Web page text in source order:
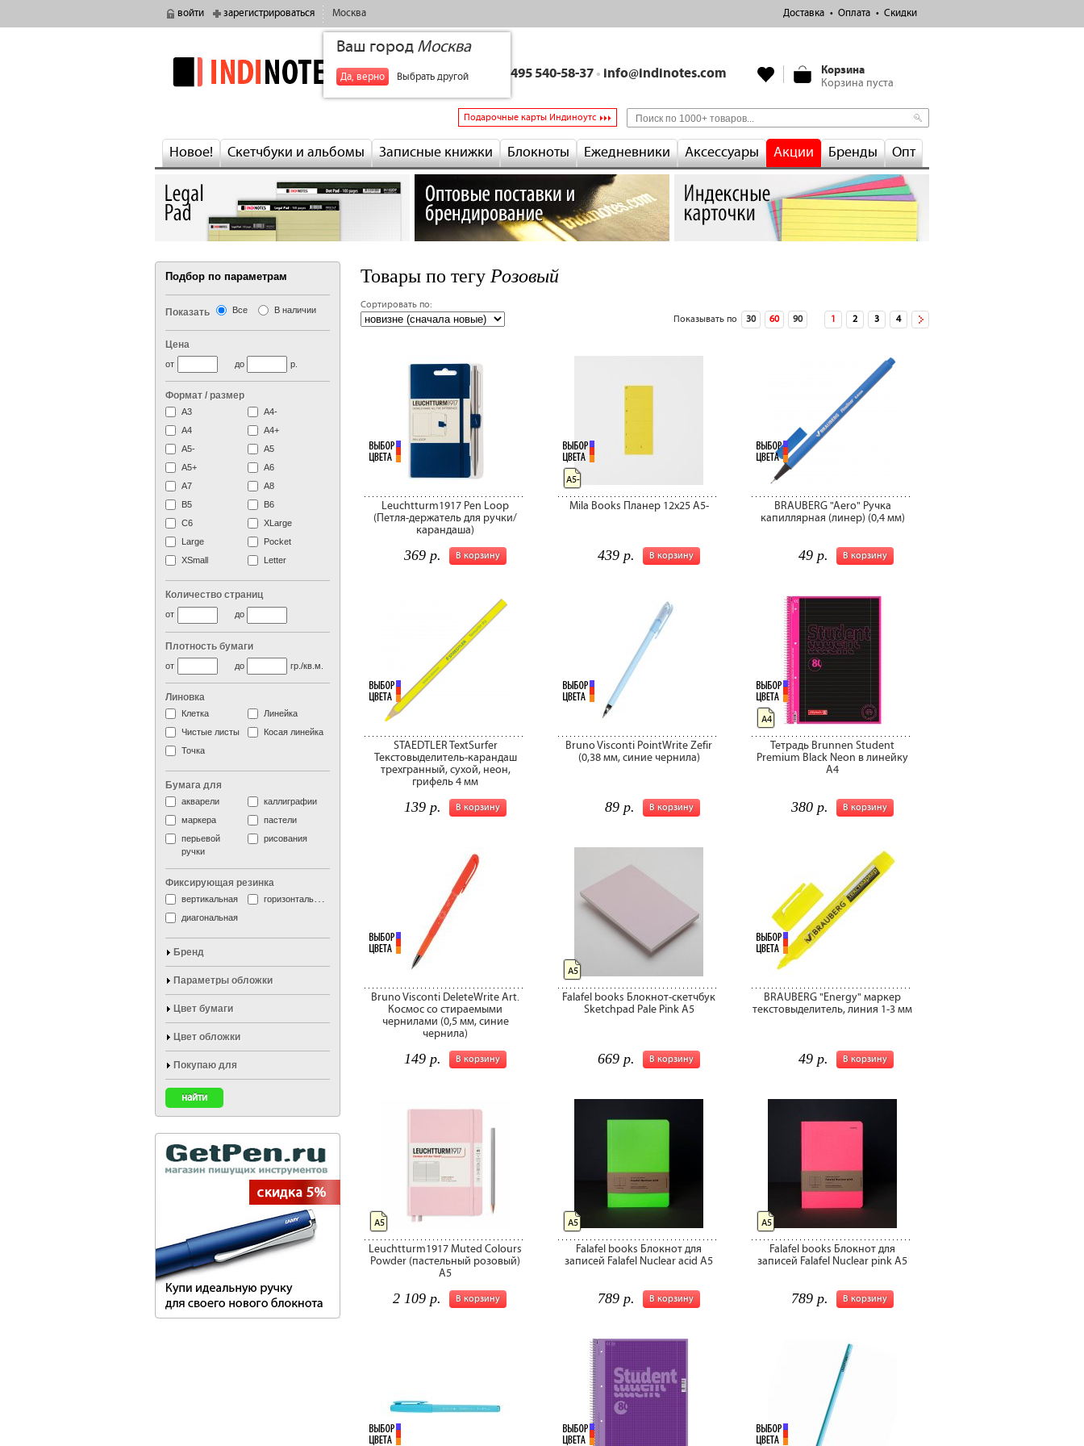
войти зарегистрироваться Москва
Ваш город Москва
Да, верно Выбрать другой
Доставка Оплата Скидки
indinotes
Корзина
Корзина пуста
+7 495 540-58-37 • info@indinotes.com
Подарочные карты Индиноутс
Новое! Скетчбуки и альбомы Записные книжки Блокноты Ежедневники Аксессуары Акции Бренды Опт
Товары по тегу Розовый
Сортировать по:
Показывать по
30 60 90 1 2 3 4
следующая ›
Leuchtturm1917 Pen Loop
(Петля-держатель для ручки/
карандаша)
В корзину
369 р.
Mila Books Планер 12х25 А5-
В корзину
439 р.
А5-
BRAUBERG "Aero" Ручка
капиллярная (линер) (0,4 мм)
В корзину
49 р.
STAEDTLER TextSurfer
Текстовыделитель-карандаш
трехгранный, сухой, неон,
грифель 4 мм
В корзину
139 р.
Bruno Visconti PointWrite Zefir
(0,38 мм, синие чернила)
В корзину
89 р.
Тетрадь Brunnen Student
Premium Black Neon в линейку
А4
В корзину
380 р.
А4
Bruno Visconti DeleteWrite Art.
Космос со стираемыми
чернилами (0,5 мм, синие
чернила)
В корзину
149 р.
Falafel books Блокнот-скетчбук
Sketchpad Pale Pink A5
В корзину
669 р.
А5
BRAUBERG "Energy" маркер
текстовыделитель, линия 1-3 мм
В корзину
49 р.
Leuchtturm1917 Muted Colours
Powder (пастельный розовый)
А5
В корзину
2 109 р.
А5
Falafel books Блокнот для
записей Falafel Nuclear acid А5
В корзину
789 р.
А5
Falafel books Блокнот для
записей Falafel Nuclear pink А5
В корзину
789 р.
А5
Подбор по параметрам
Показать Все В наличии
Цена
до
от р.
Формат / размер
А3
А4-
А4
A4+
А5-
А5
A5+
А6
А7
A8
B5
B6
C6
XLarge
Large
Pocket
XSmall
Letter
Количество страниц
до
от
Плотность бумаги
до
от гр./кв.м.
Линовка
Клетка
Линейка
Чистые листы
Косая линейка
Точка
Бумага для
акварели
каллиграфии
маркера
пастели
перьевой
ручки
рисования
Фиксирующая резинка
вертикальная
горизонтальная
диагональная
Бренд
Параметры обложки
Цвет бумаги
Цвет обложки
Покупаю для